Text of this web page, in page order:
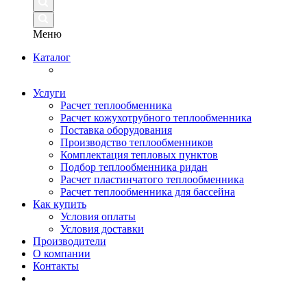
Меню
Каталог
Услуги
Расчет теплообменника
Расчет кожухотрубного теплообменника
Поставка оборудования
Производство теплообменников
Комплектация тепловых пунктов
Подбор теплообменника ридан
Расчет пластинчатого теплообменника
Расчет теплообменника для бассейна
Как купить
Условия оплаты
Условия доставки
Производители
О компании
Контакты